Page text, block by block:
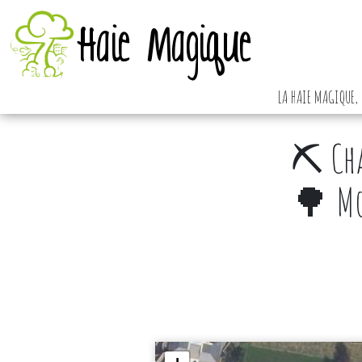
Haie Magique
LA HAIE MAGIQUE,
⛏️
🌳